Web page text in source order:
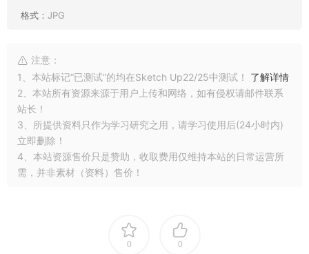
格式： JPG
注意：
1、本站标记“已测试”的均在Sketch Up22/25中测试！ 了解详情
2、本站所有资源来源于用户上传和网络，如有侵权请邮件联系
站长！
3、所提供资料只作为学习研究之用，请学习使用后(24小时内)
立即删除！
4、本站资源售价只是赞助，收取费用仅维持本站的日常运营所
需，并非素材（资料）售价！
0 0